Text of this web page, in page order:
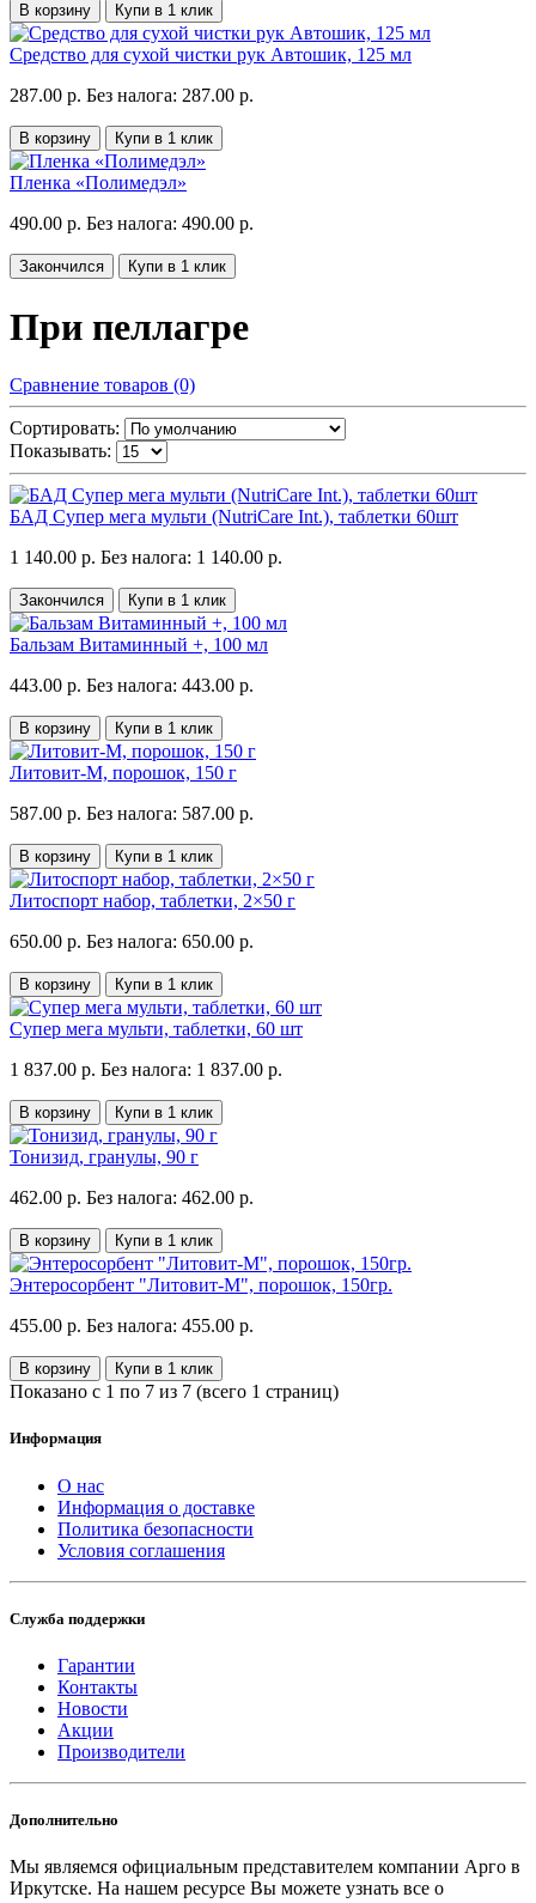
В корзину Купи в 1 клик
Средство для сухой чистки рук Автошик, 125 мл
287.00 р. Без налога: 287.00 р.
В корзину Купи в 1 клик
Пленка «Полимедэл»
490.00 р. Без налога: 490.00 р.
Закончился Купи в 1 клик
При пеллагре
Сравнение товаров (0)
Сортировать:
Показывать:
БАД Супер мега мульти (NutriCare Int.), таблетки 60шт
1 140.00 р. Без налога: 1 140.00 р.
Закончился Купи в 1 клик
Бальзам Витаминный +, 100 мл
443.00 р. Без налога: 443.00 р.
В корзину Купи в 1 клик
Литовит-М, порошок, 150 г
587.00 р. Без налога: 587.00 р.
В корзину Купи в 1 клик
Литоспорт набор, таблетки, 2×50 г
650.00 р. Без налога: 650.00 р.
В корзину Купи в 1 клик
Супер мега мульти, таблетки, 60 шт
1 837.00 р. Без налога: 1 837.00 р.
В корзину Купи в 1 клик
Тонизид, гранулы, 90 г
462.00 р. Без налога: 462.00 р.
В корзину Купи в 1 клик
Энтеросорбент "Литовит-М", порошок, 150гр.
455.00 р. Без налога: 455.00 р.
В корзину Купи в 1 клик
Показано с 1 по 7 из 7 (всего 1 страниц)
Информация
О нас
Информация о доставке
Политика безопасности
Условия соглашения
Служба поддержки
Гарантии
Контакты
Новости
Акции
Производители
Дополнительно
Мы являемся официальным представителем компании Арго в
Иркутске. На нашем ресурсе Вы можете узнать все о